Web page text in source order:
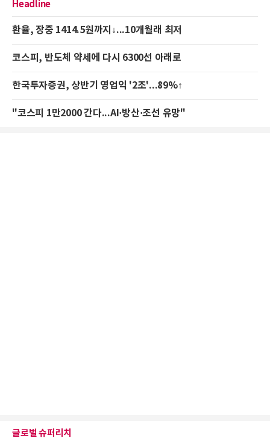
Headline
환율, 장중 1414.5원까지↓...10개월래 최저
코스피, 반도체 약세에 다시 6300선 아래로
한국투자증권, 상반기 영업익 '2조'...89%↑
"코스피 1만2000 간다...AI·방산·조선 유망"
글로벌 슈퍼리치